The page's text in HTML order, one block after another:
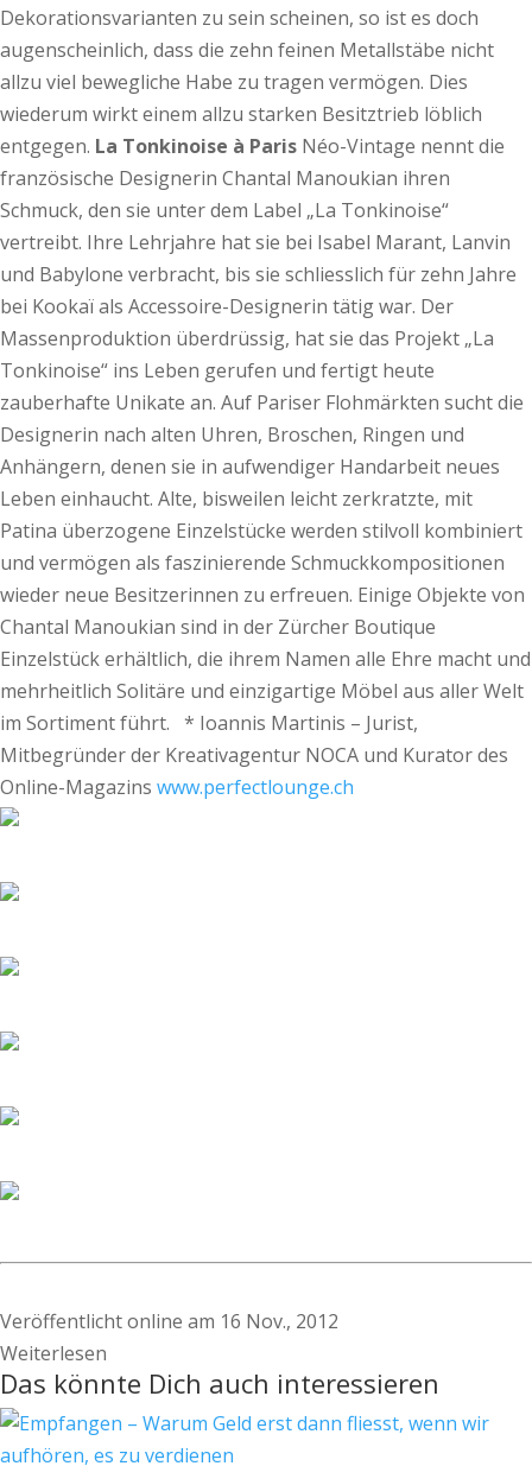
Dekorationsvarianten zu sein scheinen, so ist es doch
augenscheinlich, dass die zehn feinen Metallstäbe nicht
allzu viel bewegliche Habe zu tragen vermögen. Dies
wiederum wirkt einem allzu starken Besitztrieb löblich
entgegen. La Tonkinoise à Paris Néo-Vintage nennt die
französische Designerin Chantal Manoukian ihren
Schmuck, den sie unter dem Label „La Tonkinoise“
vertreibt. Ihre Lehrjahre hat sie bei Isabel Marant, Lanvin
und Babylone verbracht, bis sie schliesslich für zehn Jahre
bei Kookaï als Accessoire-Designerin tätig war. Der
Massenproduktion überdrüssig, hat sie das Projekt „La
Tonkinoise“ ins Leben gerufen und fertigt heute
zauberhafte Unikate an. Auf Pariser Flohmärkten sucht die
Designerin nach alten Uhren, Broschen, Ringen und
Anhängern, denen sie in aufwendiger Handarbeit neues
Leben einhaucht. Alte, bisweilen leicht zerkratzte, mit
Patina überzogene Einzelstücke werden stilvoll kombiniert
und vermögen als faszinierende Schmuckkompositionen
wieder neue Besitzerinnen zu erfreuen. Einige Objekte von
Chantal Manoukian sind in der Zürcher Boutique
Einzelstück erhältlich, die ihrem Namen alle Ehre macht und
mehrheitlich Solitäre und einzigartige Möbel aus aller Welt
im Sortiment führt. * Ioannis Martinis – Jurist,
Mitbegründer der Kreativagentur NOCA und Kurator des
Online-Magazins www.perfectlounge.ch
Veröffentlicht online am 16 Nov., 2012
Weiterlesen
Das könnte Dich auch interessieren